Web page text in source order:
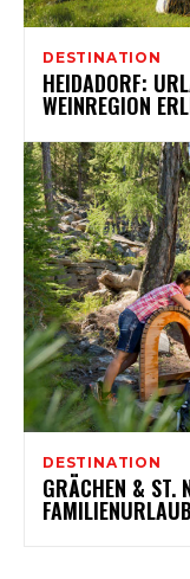
DESTINATION
HEIDADORF:
WEINREGION
DESTINATION
GRÄCHEN & ST.